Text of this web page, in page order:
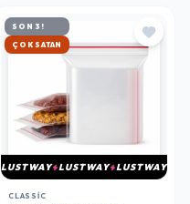
SON 3!
HIZLI KARGO
LUSTWAY LUSTWAY LUSTWAY
CLASSIC